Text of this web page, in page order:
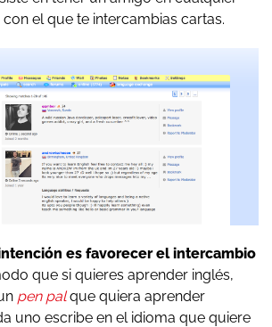
el que te intercambias cartas.
es favorecer el intercambio
que si quieres aprender inglés,
pen palque quiera aprender
uno escribe en el idioma que quiere